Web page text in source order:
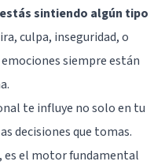
sintiendo algún tipo
culpa, inseguridad, o
siempre están
te influye no solo en tu
decisiones que tomas.
es el motor fundamental